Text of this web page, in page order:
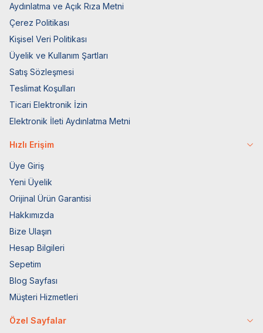
Aydınlatma ve Açık Rıza Metni
Çerez Politikası
Kişisel Veri Politikası
Üyelik ve Kullanım Şartları
Satış Sözleşmesi
Teslimat Koşulları
Ticari Elektronik İzin
Elektronik İleti Aydınlatma Metni
Hızlı Erişim
Üye Giriş
Yeni Üyelik
Orijinal Ürün Garantisi
Hakkımızda
Bize Ulaşın
Hesap Bilgileri
Sepetim
Blog Sayfası
Müşteri Hizmetleri
Özel Sayfalar